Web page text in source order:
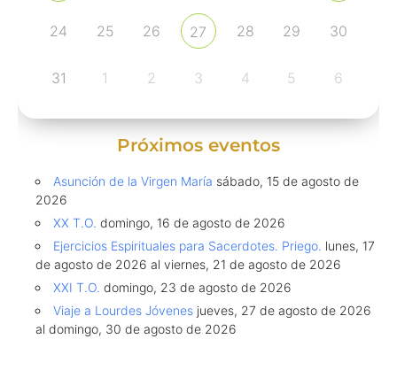
24 25 26 27 28 29 30
31 1 2 3 4 5 6
Próximos eventos
Asunción de la Virgen María sábado, 15 de agosto de
2026
XX T.O. domingo, 16 de agosto de 2026
Ejercicios Espirituales para Sacerdotes. Priego. lunes, 17
de agosto de 2026 al viernes, 21 de agosto de 2026
XXI T.O. domingo, 23 de agosto de 2026
Viaje a Lourdes Jóvenes jueves, 27 de agosto de 2026
al domingo, 30 de agosto de 2026